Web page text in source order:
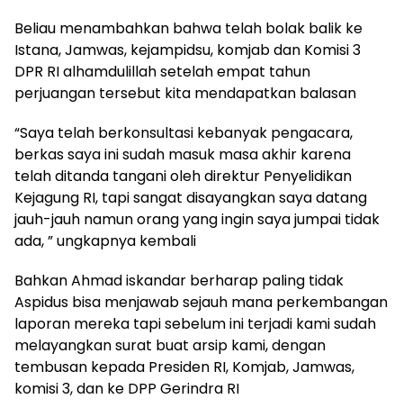
Beliau menambahkan bahwa telah bolak balik ke
Istana, Jamwas, kejampidsu, komjab dan Komisi 3
DPR RI alhamdulillah setelah empat tahun
perjuangan tersebut kita mendapatkan balasan
“Saya telah berkonsultasi kebanyak pengacara,
berkas saya ini sudah masuk masa akhir karena
telah ditanda tangani oleh direktur Penyelidikan
Kejagung RI, tapi sangat disayangkan saya datang
jauh-jauh namun orang yang ingin saya jumpai tidak
ada, ” ungkapnya kembali
Bahkan Ahmad iskandar berharap paling tidak
Aspidus bisa menjawab sejauh mana perkembangan
laporan mereka tapi sebelum ini terjadi kami sudah
melayangkan surat buat arsip kami, dengan
tembusan kepada Presiden RI, Komjab, Jamwas,
komisi 3, dan ke DPP Gerindra RI